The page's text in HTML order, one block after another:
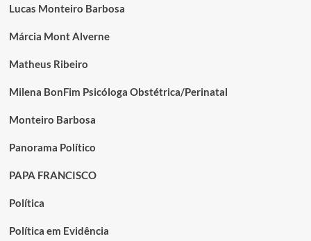
Lucas Monteiro Barbosa
Márcia Mont Alverne
Matheus Ribeiro
Milena BonFim Psicóloga Obstétrica/Perinatal
Monteiro Barbosa
Panorama Político
PAPA FRANCISCO
Política
Política em Evidência